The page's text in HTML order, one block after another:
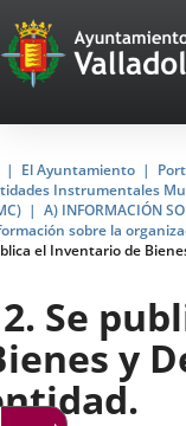
Portal
Web
del
de
El Ayuntamiento
Instrumentales
A) INFORMACIÓN
sobre la
el Inventario de
Se
y